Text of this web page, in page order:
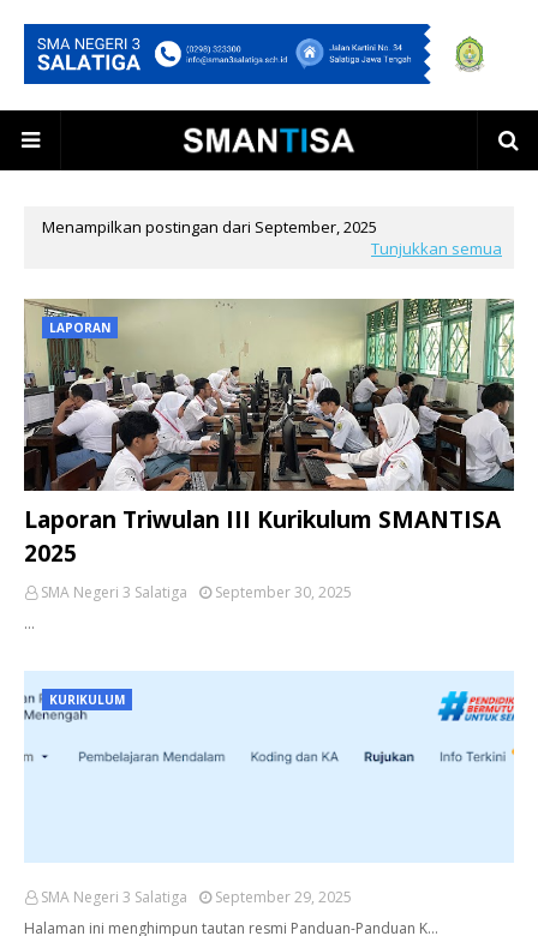
Menampilkan postingan dari September, 2025
Tunjukkan semua
LAPORAN
Laporan Triwulan III Kurikulum SMANTISA
2025
SMA Negeri 3 Salatiga
September 30, 2025
…
KURIKULUM
SMA Negeri 3 Salatiga
September 29, 2025
Halaman ini menghimpun tautan resmi Panduan-Panduan K…